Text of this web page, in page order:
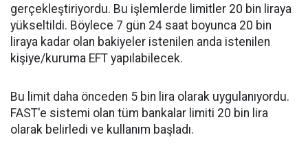
gerçekleştiriyordu. Bu işlemlerde limitler 20 bin liraya
yükseltildi. Böylece 7 gün 24 saat boyunca 20 bin
liraya kadar olan bakiyeler istenilen anda istenilen
kişiye/kuruma EFT yapılabilecek.
Bu limit daha önceden 5 bin lira olarak uygulanıyordu.
FAST'e sistemi olan tüm bankalar limiti 20 bin lira
olarak belirledi ve kullanım başladı.